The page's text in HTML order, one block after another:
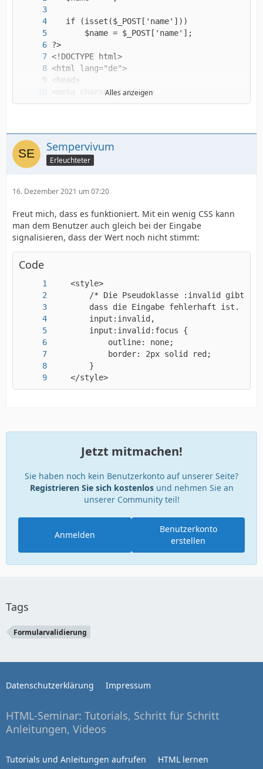
</html>
Alles anzeigen
Sempervivum
Erleuchteter
16. Dezember 2021 um 07:20
Freut mich, dass es funktioniert. Mit ein wenig CSS kann
man dem Benutzer auch gleich bei der Eingabe
signalisieren, dass der Wert noch nicht stimmt:
Code
    </style>
Jetzt mitmachen!
Sie haben noch kein Benutzerkonto auf unserer Seite?
Registrieren Sie sich kostenlosund nehmen Sie an
unserer Community teil!
Benutzerkonto
erstellen
Anmelden
Tags
Formularvalidierung
Datenschutzerklärung Impressum
HTML-Seminar: Tutorials, Schritt für Schritt
Anleitungen, Videos
Tutorials und Anleitungen aufrufen HTML lernen